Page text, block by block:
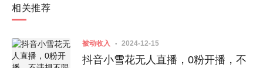
相关推荐
被动收入 2024-12-15
抖音小雪花无人直播，0粉开播，不